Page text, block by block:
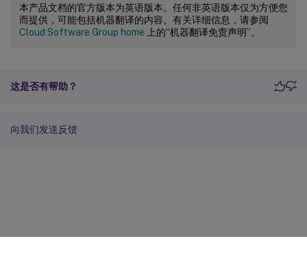
本产品文档的官方版本为英语版本。任何非英语版本仅为方便您
而提供，可能包括机器翻译的内容。有关详细信息，请参阅
Cloud Software Group home 上的“机器翻译免责声明”。
这是否有帮助？
向我们发送反馈